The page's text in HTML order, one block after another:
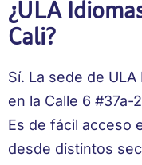
¿ULA
Cali?
Sí. La sede de
en la Calle 6 #37a-
Es de fácil acceso
desde distintos